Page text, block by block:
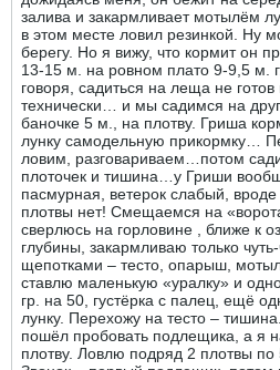
залива и закармливает мотылём
в этом месте ловил резинкой. Ну
берегу. Но я вижу, что кормит он
13-15 м. на ровном плато 9-9,5 м.
говоря, садиться на леща не
технически… и мы садимся на
баночке 5 м., на плотву. Гриша
лунку самодельную прикормку…
ловим, разговариваем…потом
плоточек и тишина…у Гриши
пасмурная, ветерок слабый,
плотвы нет! Смещаемся на
сверлюсь на горловине , ближе к
глубины, закармливаю только
щепотками – тесто, опарыш,
ставлю маленькую «уралку» и
гр. на 50, густёрка с палец, ещё
лунку. Перехожу на тесто –
пошёл пробовать подлещика, а я
плотву. Ловлю подряд 2 плотвы по